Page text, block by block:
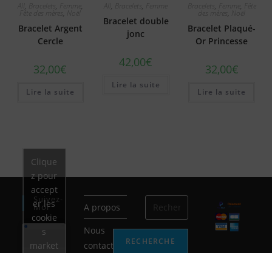
Bracelets Femme
Fête des mères
Bracelet Argent
Cercle
32,00€
Lire la suite
Bracelets Femme
Bracelet double
jonc
42,00€
Lire la suite
Bracelets Femme
des mères
Bracelet Plaqué-
Or Princesse
32,00€
Lire la suite
Suivez-
Moi
Clique
z pour
accept
er les
cookie
s
market
A propos
Nous
contacter
RECHERCHE